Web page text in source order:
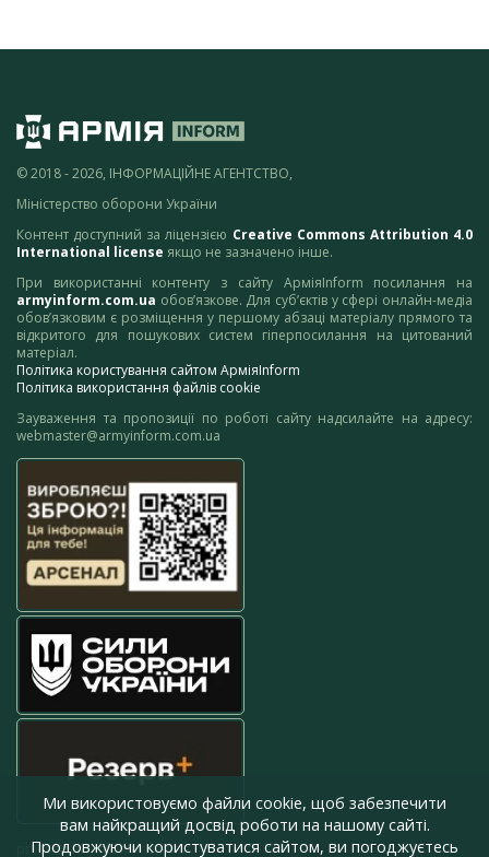
© 2018 - 2026, ІНФОРМАЦІЙНЕ АГЕНТСТВО,
Міністерство оборони України
Контент доступний за ліцензією Creative Commons Attribution 4.0
International license якщо не зазначено інше.
При використанні контенту з сайту АрміяInform посилання на
armyinform.com.ua обов’язкове. Для суб’єктів у сфері онлайн-медіа
обов’язковим є розміщення у першому абзаці матеріалу прямого та
відкритого для пошукових систем гіперпосилання на цитований
матеріал.
Політика користування сайтом АрміяInform
Політика використання файлів cookie
Зауваження та пропозиції по роботі сайту надсилайте на адресу:
webmaster@armyinform.com.ua
press@armyinform.com.ua
Ми використовуємо файли cookie, щоб забезпечити
вам найкращий досвід роботи на нашому сайті.
Продовжуючи користуватися сайтом, ви погоджуєтесь